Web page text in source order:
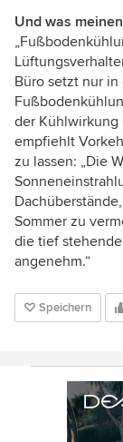
Und was
Büro setzt nur
der
empfiehlt
zu lassen: „Die
Sommer zu
die tief
angenehm.“
Speichern